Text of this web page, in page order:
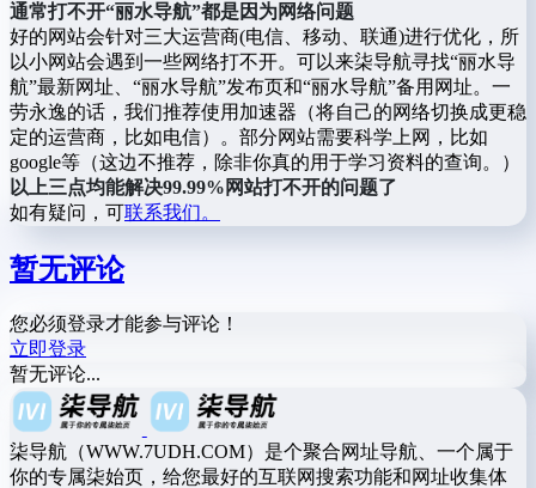
通常打不开“丽水导航”都是因为网络问题
好的网站会针对三大运营商(电信、移动、联通)进行优化，所
以小网站会遇到一些网络打不开。可以来柒导航寻找“丽水导
航”最新网址、“丽水导航”发布页和“丽水导航”备用网址。一
劳永逸的话，我们推荐使用加速器（将自己的网络切换成更稳
定的运营商，比如电信）。部分网站需要科学上网，比如
google等（这边不推荐，除非你真的用于学习资料的查询。）
以上三点均能解决99.99%网站打不开的问题了
如有疑问，可联系我们。
暂无评论
您必须登录才能参与评论！
立即登录
暂无评论...
柒导航（WWW.7UDH.COM）是个聚合网址导航、一个属于
你的专属柒始页，给您最好的互联网搜索功能和网址收集体